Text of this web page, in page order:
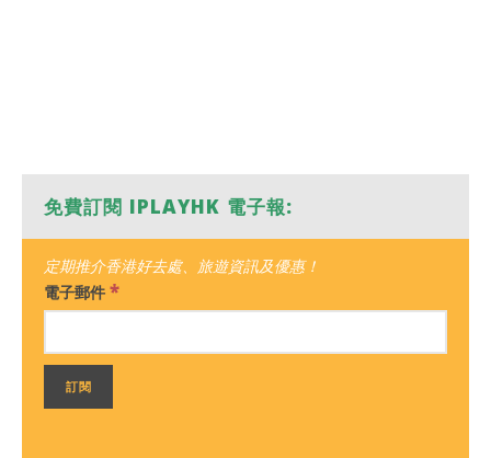
免費訂閱 IPLAYHK 電子報:
定期推介香港好去處、旅遊資訊及優惠！
電子郵件 *